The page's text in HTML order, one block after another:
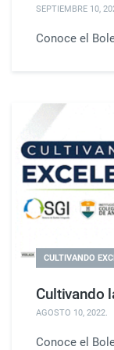
SEPTIEMBRE 10,
Conoce el
CULTIVANDO
Cultivando
AGOSTO 10, 2022.
Conoce el